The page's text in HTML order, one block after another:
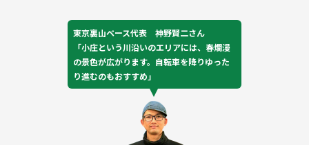
東京裏山ベース代表 神野賢二さん
「小庄という川沿いのエリアには、春爛漫
の景色が広がります。自転車を降りゆった
り進むのもおすすめ」